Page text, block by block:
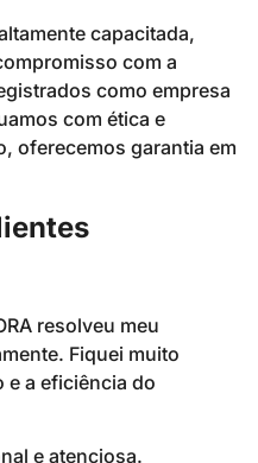
capacitada,
com a
como empresa
com ética e
oferecemos garantia em
resolveu meu
Fiquei muito
e a eficiência do
e atenciosa.